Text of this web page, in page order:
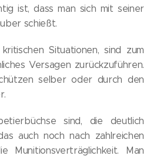
ist, dass man sich mit seiner
schießt.
Situationen, sind zum
Versagen zurückzuführen.
selber oder durch den
sind, die deutlich
auch noch nach zahlreichen
Munitionsverträglichkeit. Man